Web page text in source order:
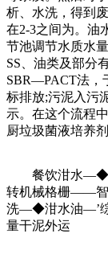
析、水洗，得到
在2-3之间为。油
节池调节水质水
SS、油类及部分
SBR—PACT法，
标排放;污泥入污
示。在这个流程
厨垃圾菌液培养
餐饮泔水—◆饭
转机械格栅——
洗—◆泔水油—’
量干泥外运